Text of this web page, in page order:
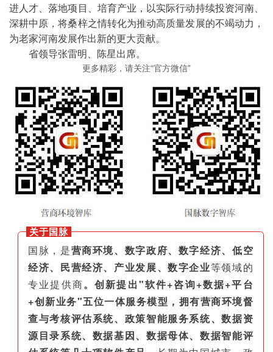
进人才、落地项目、培育产业，以实际行动持续投资河南、
深耕中原，将桑梓之情转化为推动高质量发展的不竭动力，
为老家河南发展作出新的更大贡献。
省领导张雷明、陈星出席。
更多精彩，请关注“官方微信”
关于国脉
国脉，是营商环境、数字政府、数字经济、低空
经济、民营经济、产业发展、数字企业等领域的
专业提供商。创新提出"软件+咨询+数据+平台
+创新业务"五位一体服务模型，拥有营商环境督
查与考核评估系统、政策智能服务系统、数据资
源目录系统、数据基因、数据母体、数据智能评